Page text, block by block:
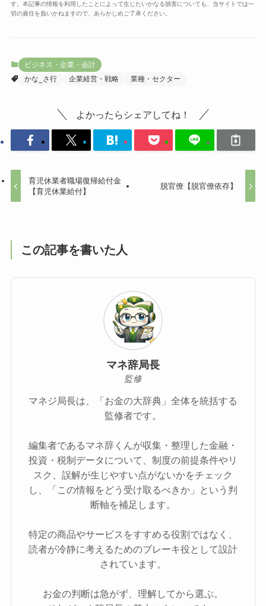
す。本記事の情報を利用したことによって生じたいかなる損害についても、当サイトでは一
切の責任を負いかねますので、あらかじめご了承ください。
ビジネス・企業・会計
かな_さ行
企業経営・戦略 業種・セクター
よかったらシェアしてね！
育児休業者職場復帰給付金
【育児休業給付】
脱官僚【脱官僚依存】
この記事を書いた人
マネ辞局長
監修
マネジ局長は、「お金の大辞典」全体を統括する
監修者です。
編集者であるマネ辞くんが収集・整理した金融・
投資・税制データについて、制度の前提条件やリ
スク、誤解が生じやすい点がないかをチェック
し、「この情報をどう受け取るべきか」という判
断軸を補足します。
特定の商品やサービスをすすめる役割ではなく、
読者が冷静に考えるためのブレーキ役として設計
されています。
お金の判断は急がず、理解してから選ぶ。